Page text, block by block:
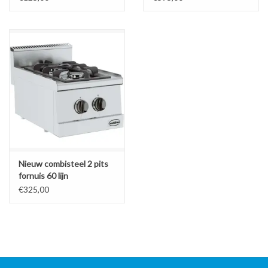
(EC-2)
Nieuw combisteel 2 pits
fornuis 60 lijn
€325,00